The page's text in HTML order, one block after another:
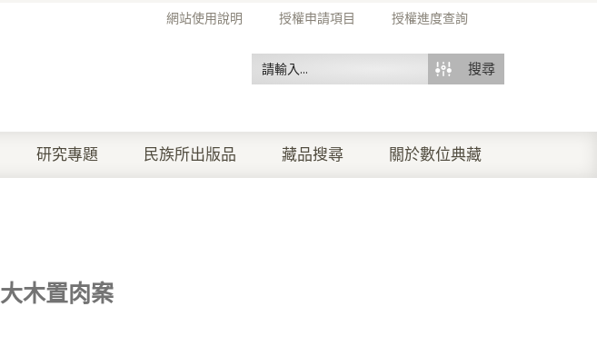
網站使用說明 授權申請項目 授權進度查詢
搜尋
研究專題 民族所出版品 藏品搜尋 關於數位典藏
大木置肉案